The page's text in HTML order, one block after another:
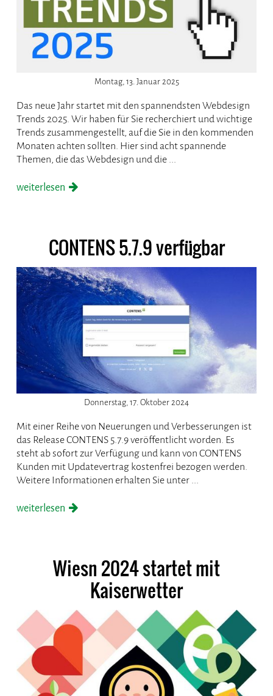
Montag, 13. Januar 2025
Das neue Jahr startet mit den spannendsten Webdesign
Trends 2025. Wir haben für Sie recherchiert und wichtige
Trends zusammengestellt, auf die Sie in den kommenden
Monaten achten sollten. Hier sind acht spannende
Themen, die das Webdesign und die ...
weiterlesen
CONTENS 5.7.9 verfügbar
Donnerstag, 17. Oktober 2024
Mit einer Reihe von Neuerungen und Verbesserungen ist
das Release CONTENS 5.7.9 veröffentlicht worden. Es
steht ab sofort zur Verfügung und kann von CONTENS
Kunden mit Updatevertrag kostenfrei bezogen werden.
Weitere Informationen erhalten Sie unter ...
weiterlesen
Wiesn 2024 startet mit
Kaiserwetter